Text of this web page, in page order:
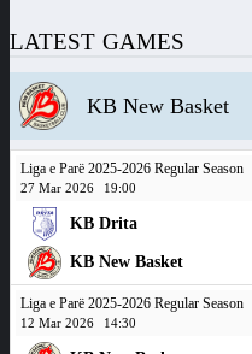
LATEST GAMES
KB New Basket
Liga e Parë 2025-2026 Regular Season
27 Mar 2026 19:00
KB Drita
KB New Basket
Liga e Parë 2025-2026 Regular Season
12 Mar 2026 14:30